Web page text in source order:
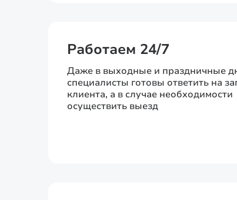
Работаем 24/7
Даже в выходные и праздничные
специалисты готовы ответить на
клиента, а в случае необходимости
осуществить выезд